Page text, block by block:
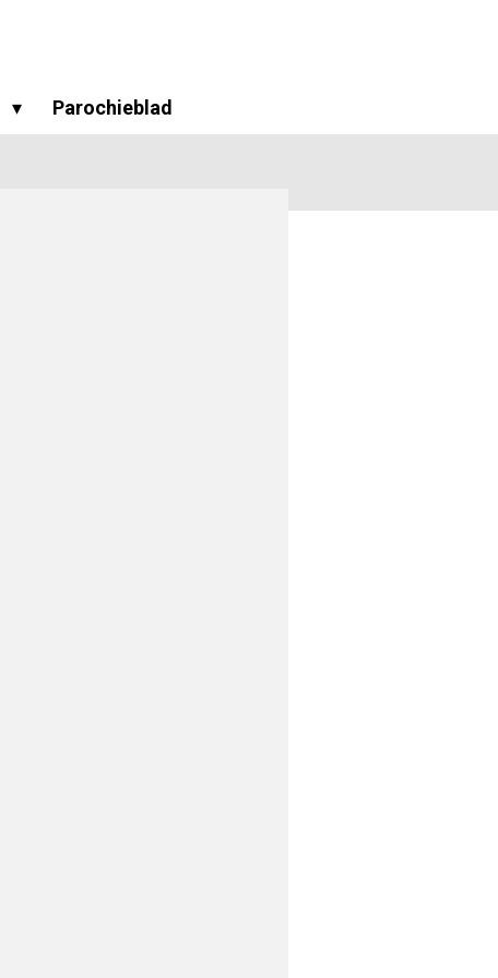
Parochieblad